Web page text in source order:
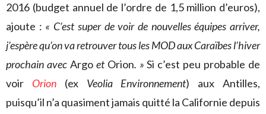
2016 (budget annuel de l’ordre de 1,5 million d’euros),
ajoute : « C’est super de voir de nouvelles équipes arriver,
j’espère qu’on va retrouver tous les MOD aux Caraïbes l’hiver
prochain avec Argoet Orion. » Si c’est peu probable de
voir Orion(ex Veolia Environnement) aux Antilles,
puisqu’il n’a quasiment jamais quitté la Californie depuis